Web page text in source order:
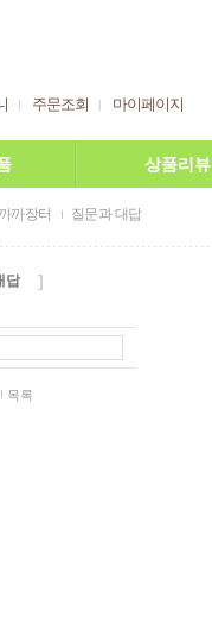
주문조회 마이페이지
상품리뷰
까장터 질문과 대답
답 ]
목록